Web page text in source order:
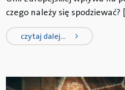
czego należy się spodziewać?
czytaj dalej…from wpływ